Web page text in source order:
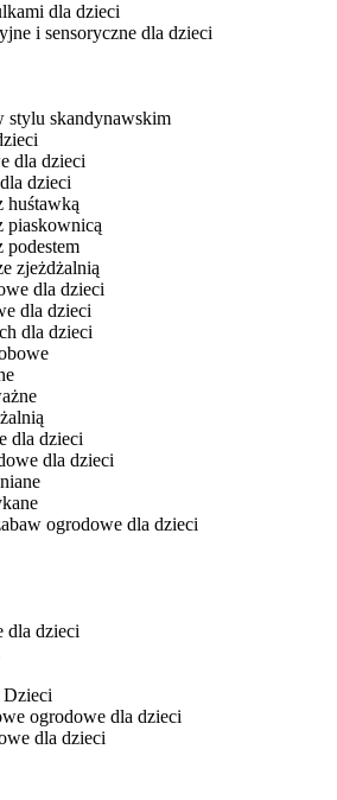
dla dzieci
i sensoryczne dla dzieci
stylu skandynawskim
dla dzieci
dzieci
huśtawką
piaskownicą
zjeżdżalnią
dla dzieci
dla dzieci
dla dzieci
dla dzieci
dla dzieci
ogrodowe dla dzieci
dla dzieci
ogrodowe dla dzieci
dla dzieci